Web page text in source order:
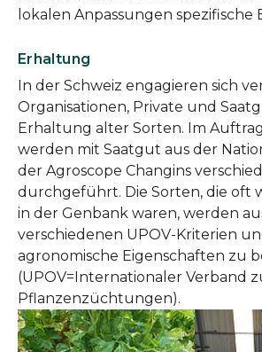
lokalen Anpassungen spezifische
Show larger version Show
Erhaltung
In der Schweiz engagieren sich
Organisationen, Private und
Erhaltung alter Sorten. Im
werden mit Saatgut aus der
der Agroscope Changins
durchgeführt. Die Sorten, die oft
in der Genbank waren, werden
verschiedenen UPOV-Kriterien
agronomische Eigenschaften zu
(UPOV=Internationaler Verband
Pflanzenzüchtungen).